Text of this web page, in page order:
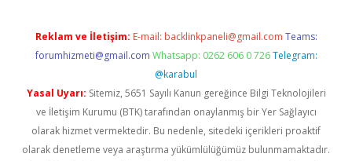
Reklam ve İletişim: E-mail: backlinkpaneli@gmail.com Teams:
forumhizmeti@gmail.com Whatsapp: 0262 606 0 726 Telegram:
@karabul
Yasal Uyarı: Sitemiz, 5651 Sayılı Kanun gereğince Bilgi Teknolojileri
ve İletişim Kurumu (BTK) tarafından onaylanmış bir Yer Sağlayıcı
olarak hizmet vermektedir. Bu nedenle, sitedeki içerikleri proaktif
olarak denetleme veya araştırma yükümlülüğümüz bulunmamaktadır.